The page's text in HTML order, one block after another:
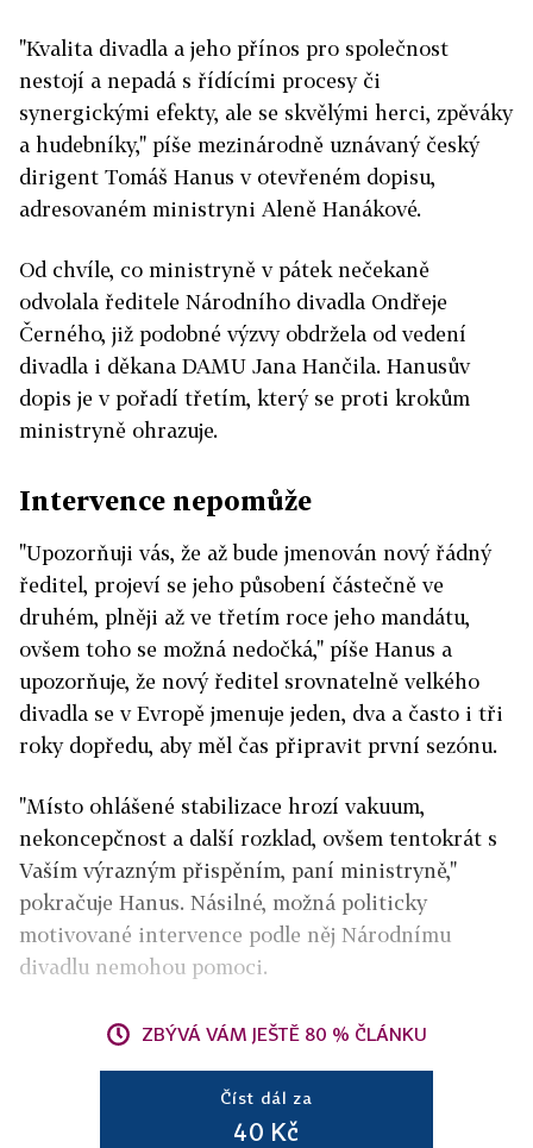
"Kvalita divadla a jeho přínos pro společnost
nestojí a nepadá s řídícími procesy či
synergickými efekty, ale se skvělými herci, zpěváky
a hudebníky," píše mezinárodně uznávaný český
dirigent Tomáš Hanus v otevřeném dopisu,
adresovaném ministryni Aleně Hanákové.
Od chvíle, co ministryně v pátek nečekaně
odvolala ředitele Národního divadla Ondřeje
Černého, již podobné výzvy obdržela od vedení
divadla i děkana DAMU Jana Hančila. Hanusův
dopis je v pořadí třetím, který se proti krokům
ministryně ohrazuje.
Intervence nepomůže
"Upozorňuji vás, že až bude jmenován nový řádný
ředitel, projeví se jeho působení částečně ve
druhém, plněji až ve třetím roce jeho mandátu,
ovšem toho se možná nedočká," píše Hanus a
upozorňuje, že nový ředitel srovnatelně velkého
divadla se v Evropě jmenuje jeden, dva a často i tři
roky dopředu, aby měl čas připravit první sezónu.
"Místo ohlášené stabilizace hrozí vakuum,
nekoncepčnost a další rozklad, ovšem tentokrát s
Vaším výrazným přispěním, paní ministryně,"
pokračuje Hanus. Násilné, možná politicky
motivované intervence podle něj Národnímu
divadlu nemohou pomoci.
ZBÝVÁ VÁM JEŠTĚ 80 % ČLÁNKU
Číst dál za
40 Kč